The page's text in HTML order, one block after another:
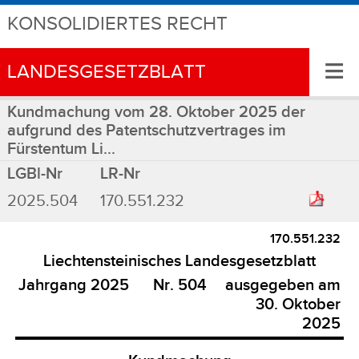
KONSOLIDIERTES RECHT
LANDESGESETZBLATT ≡
Kundmachung vom 28. Oktober 2025 der
aufgrund des Patentschutzvertrages im
Fürstentum Li...
LGBl-Nr
LR-Nr
2025.504
170.551.232